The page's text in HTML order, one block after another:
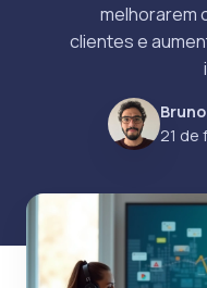
melhorarem
clientes e
21 de